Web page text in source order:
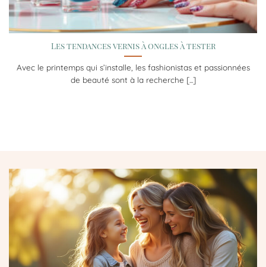
Les tendances vernis à ongles à tester
Avec le printemps qui s’installe, les fashionistas et passionnées
de beauté sont à la recherche [...]